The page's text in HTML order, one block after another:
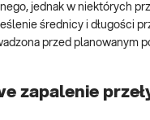
jednak w niektórych
średnicy i długości
przed planowanym
zapalenie